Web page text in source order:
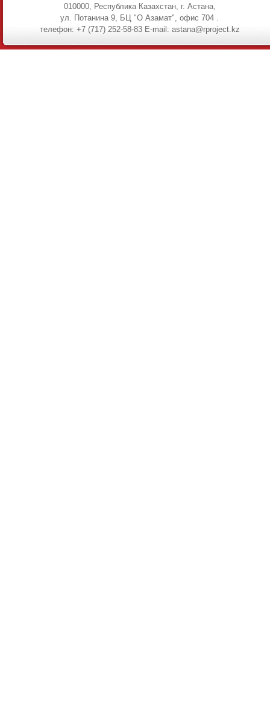
010000, Республика Казахстан, г. Астана,
ул. Потанина 9, БЦ "О Азамат", офис 704 .
телефон: +7 (717) 252-58-83 E-mail: astana@rproject.kz